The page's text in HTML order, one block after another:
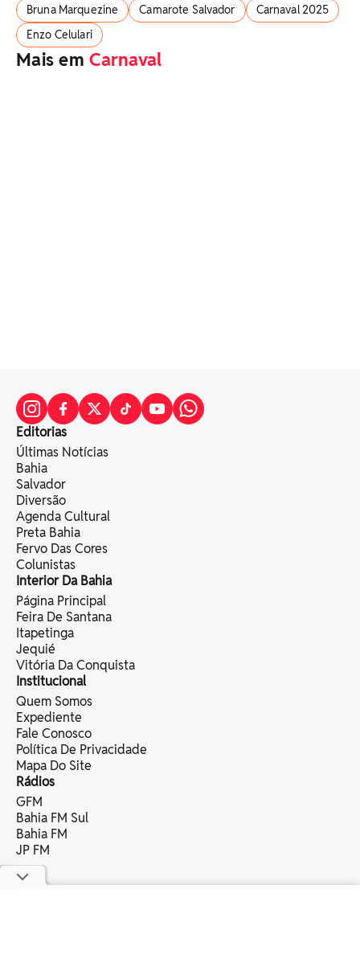
Bruna Marquezine Camarote Salvador
Carnaval 2025
Enzo Celulari
Mais emCarnaval
Editorias
Últimas Notícias
Bahia
Salvador
Diversão
Agenda Cultural
Preta Bahia
Fervo Das Cores
Colunistas
Interior Da Bahia
Página Principal
Feira De Santana
Itapetinga
Jequié
Vitória Da Conquista
Institucional
Quem Somos
Expediente
Fale Conosco
Política De Privacidade
Mapa Do Site
Rádios
GFM
Bahia FM Sul
Bahia FM
JP FM